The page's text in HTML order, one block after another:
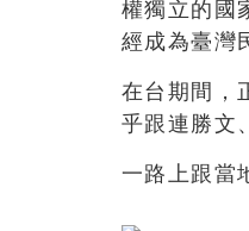
權獨立的國
經成為臺灣
在台期間，
乎跟連勝文
一路上跟當